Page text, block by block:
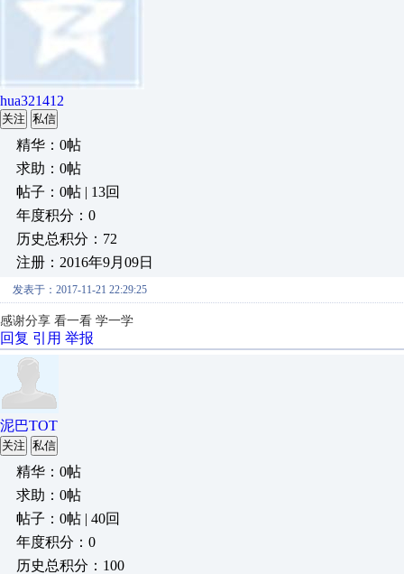
hua321412
关注 私信
精华：0帖
求助：0帖
帖子：0帖 | 13回
年度积分：0
历史总积分：72
注册：2016年9月09日
发表于：2017-11-21 22:29:25
感谢分享 看一看 学一学
回复 引用 举报
泥巴TOT
关注 私信
精华：0帖
求助：0帖
帖子：0帖 | 40回
年度积分：0
历史总积分：100